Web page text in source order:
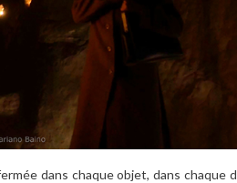
dans chaque objet, dans chaque